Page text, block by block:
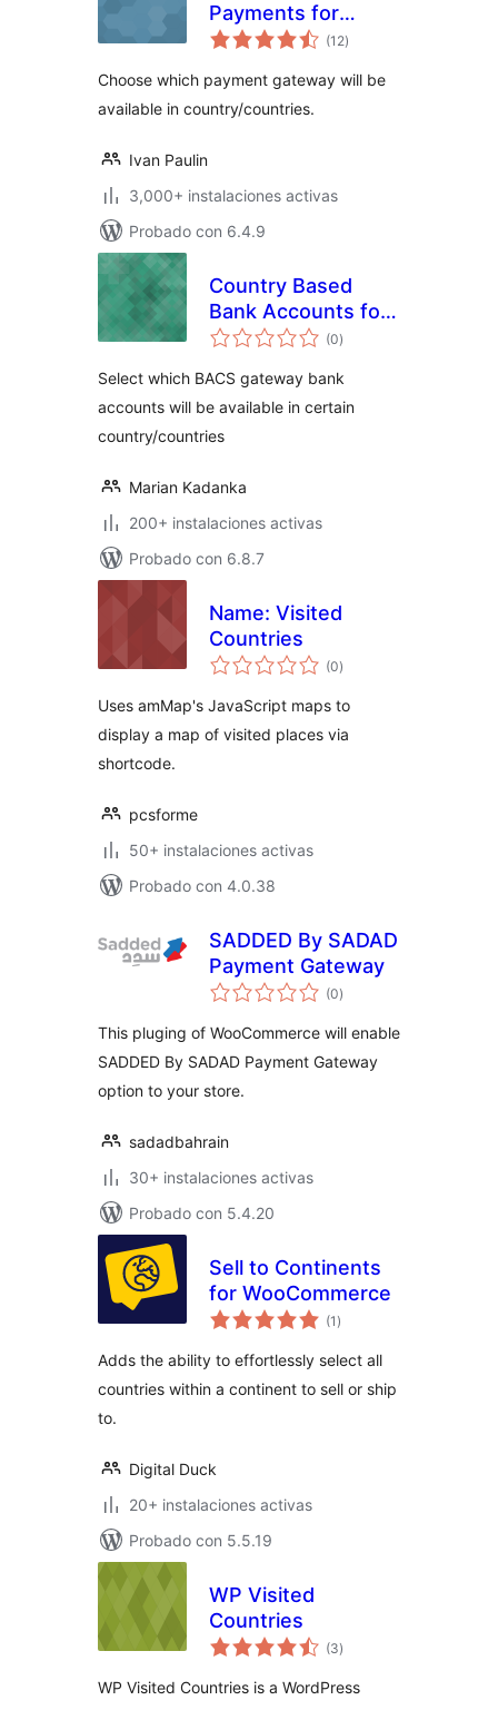
Payments for
WooCommerce
(12total
de
)
Choose which payment gateway will be
available in country/countries.
Ivan Paulin
3,000+ instalaciones activas
Probado con 6.4.9
Country Based
Bank Accounts for
WooCommerce
(0total
de
)
Select which BACS gateway bank
accounts will be available in certain
country/countries
Marian Kadanka
200+ instalaciones activas
Probado con 6.8.7
Name: Visited
Countries
(0total
de
)
Uses amMap's JavaScript maps to
display a map of visited places via
shortcode.
pcsforme
50+ instalaciones activas
Probado con 4.0.38
SADDED By SADAD
Payment Gateway
(0total
de
)
This pluging of WooCommerce will enable
SADDED By SADAD Payment Gateway
option to your store.
sadadbahrain
30+ instalaciones activas
Probado con 5.4.20
Sell to Continents
for WooCommerce
(1 total
de
)
Adds the ability to effortlessly select all
countries within a continent to sell or ship
to.
Digital Duck
20+ instalaciones activas
Probado con 5.5.19
WP Visited
Countries
(3total
de
)
WP Visited Countries is a WordPress